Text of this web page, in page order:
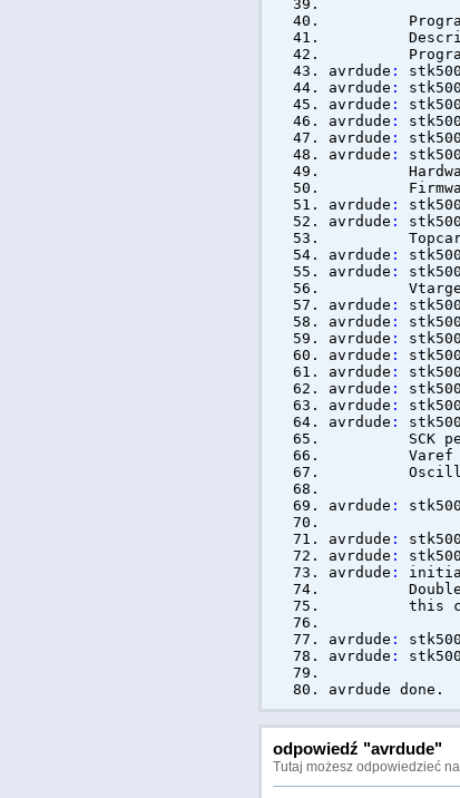
avrdude :
avrdude :
avrdude :
avrdude :
avrdude :
avrdude :
avrdude :
avrdude :
avrdude :
avrdude :
avrdude :
avrdude :
avrdude :
avrdude :
avrdude :
avrdude :
avrdude :
avrdude :
SCK
avrdude :
avrdude :
avrdude :
avrdude :
Double
this
avrdude :
avrdude :
avrdude done.
odpowiedź "avrdude"
Tutaj możesz odpowiedzieć